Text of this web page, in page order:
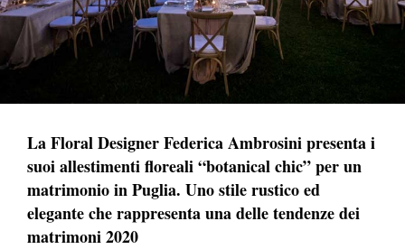
La Floral Designer Federica Ambrosini presenta i
suoi allestimenti floreali “botanical chic” per un
matrimonio in Puglia. Uno stile rustico ed
elegante che rappresenta una delle tendenze dei
matrimoni 2020